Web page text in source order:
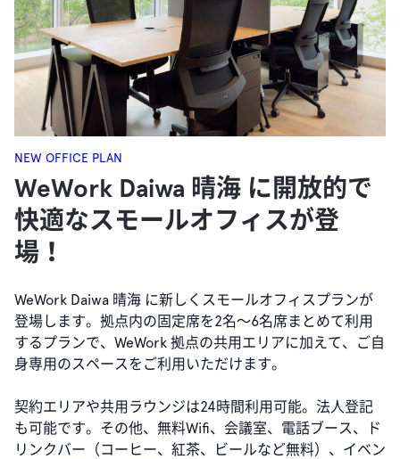
NEW OFFICE PLAN
WeWork Daiwa 晴海 に開放的で
快適なスモールオフィスが登
場！
WeWork Daiwa 晴海 に新しくスモールオフィスプランが
登場します。拠点内の固定席を2名〜6名席まとめて利用
するプランで、WeWork 拠点の共用エリアに加えて、ご自
身専用のスペースをご利用いただけます。
契約エリアや共用ラウンジは24時間利用可能。法人登記
も可能です。その他、無料Wifi、会議室、電話ブース、ド
リンクバー（コーヒー、紅茶、ビールなど無料）、イベン